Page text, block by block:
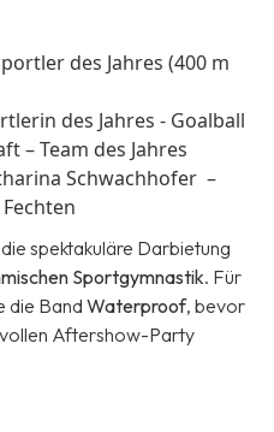
des Jahres (400 m
des Jahres - Goalball
– Team des Jahres
Schwachhofer –
Fechten
spektakuläre Darbietung
Sportgymnastik. Für
die Band Waterproof, bevor
Aftershow-Party